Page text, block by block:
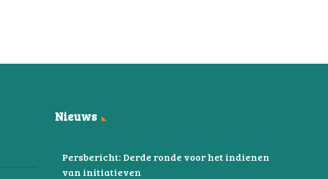
Nieuws
Persbericht: Derde ronde voor het indienen
van initiatieven